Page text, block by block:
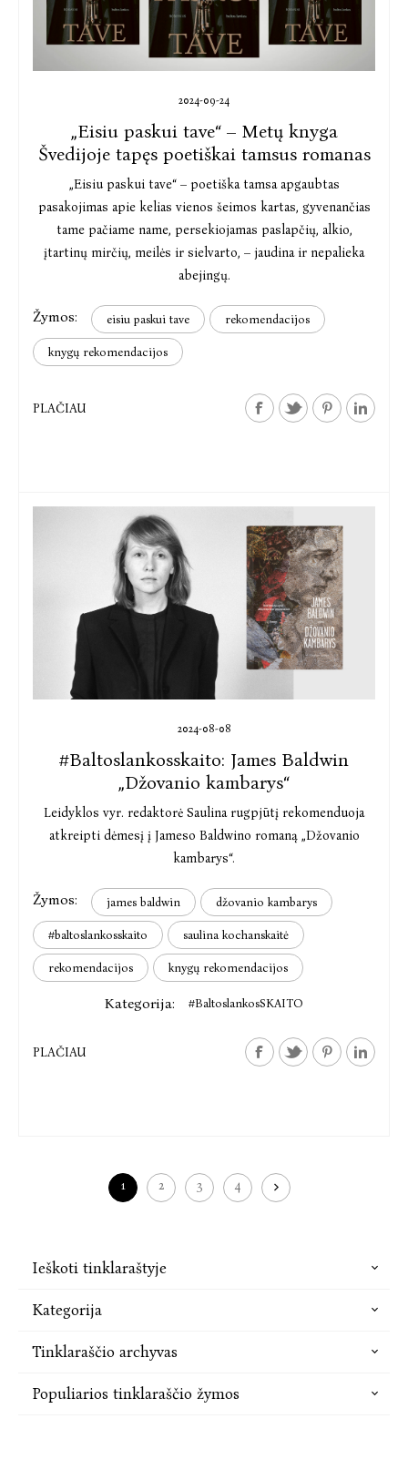
2024-09-24
„Eisiu paskui tave“ – Metų knyga
Švedijoje tapęs poetiškai tamsus romanas
„Eisiu paskui tave“ – poetiška tamsa apgaubtas
pasakojimas apie kelias vienos šeimos kartas, gyvenančias
tame pačiame name, persekiojamas paslapčių, alkio,
įtartinų mirčių, meilės ir sielvarto, – jaudina ir nepalieka
abejingų.
Žymos: eisiu paskui tave rekomendacijos
knygų rekomendacijos
PLAČIAU
2024-08-08
#Baltoslankosskaito: James Baldwin
„Džovanio kambarys“
Leidyklos vyr. redaktorė Saulina rugpjūtį rekomenduoja
atkreipti dėmesį į Jameso Baldwino romaną „Džovanio
kambarys“.
Žymos: james baldwin džovanio kambarys
#baltoslankosskaito saulina kochanskaitė
rekomendacijos knygų rekomendacijos
Kategorija: #BaltoslankosSKAITO
PLAČIAU
1 2 3 4
Ieškoti tinklaraštyje
Kategorija
Tinklaraščio archyvas
Populiarios tinklaraščio žymos